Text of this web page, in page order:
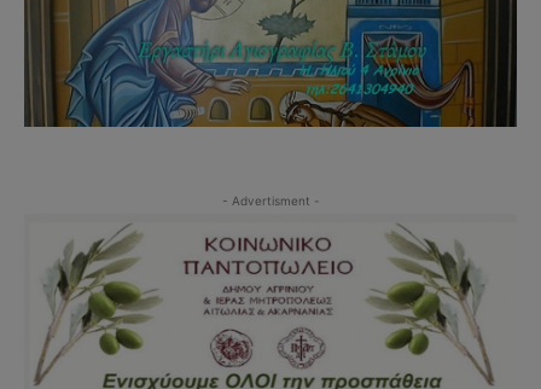
- Advertisment -